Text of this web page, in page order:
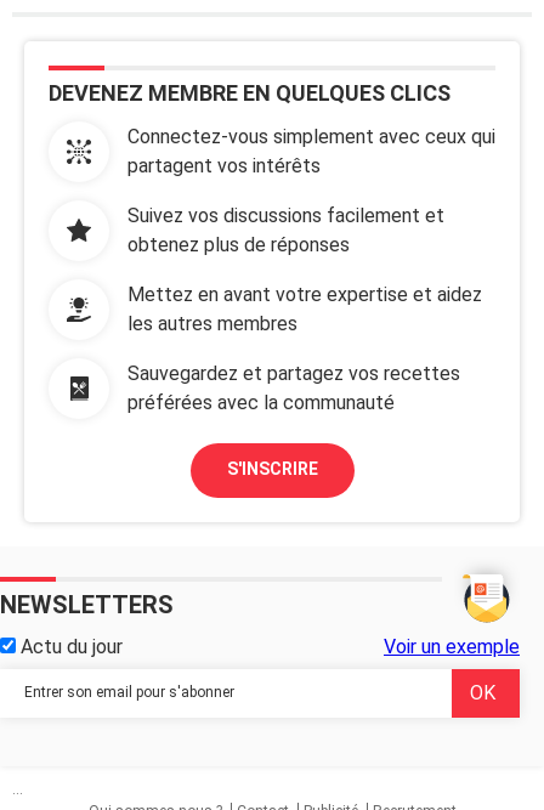
DEVENEZ MEMBRE EN QUELQUES CLICS
Connectez-vous simplement avec ceux qui
partagent vos intérêts
Suivez vos discussions facilement et
obtenez plus de réponses
Mettez en avant votre expertise et aidez
les autres membres
Sauvegardez et partagez vos recettes
préférées avec la communauté
S'INSCRIRE
NEWSLETTERS
Actu du jour Voir un exemple
...